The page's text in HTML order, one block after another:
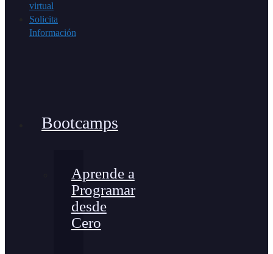
virtual
Solicita
Información
Bootcamps
Aprende a
Programar
desde
Cero